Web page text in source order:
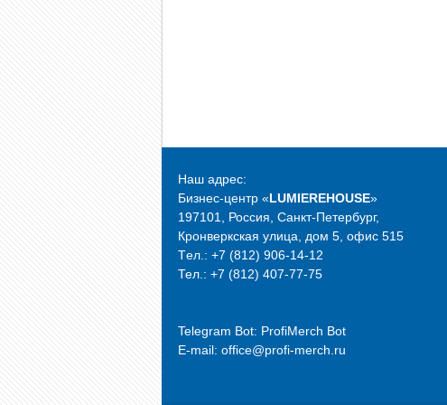
Наш адрес:
Бизнес-центр «LUMIEREHOUSE»
197101, Россия, Санкт-Петербург,
Кронверкская улица, дом 5, офис 515
Tел.: +7 (812) 906-14-12
Тел.: +7 (812) 407-77-75
Telegram Bot: ProfiMerch Bot
E-mail: office@profi-merch.ru